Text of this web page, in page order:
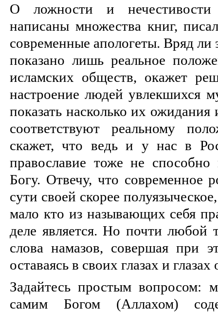
О ложности и нечестивости
написаны множества книг,
современные апологеты. Вряд ли
показано лишь реальное
исламских обществ, окажет
настроение людей увлекшихся
показать насколько их ожидания
соответствуют реальному
скажет, что ведь и у нас в
православие тоже не способно
Богу. Отвечу, что современное
сути своей скорее
мало кто из называющих себя
деле является. Но почти любой
слова намазов, совершая при
оставаясь в своих глазах и
Задайтесь простым вопросом:
самим Богом (Аллахом)